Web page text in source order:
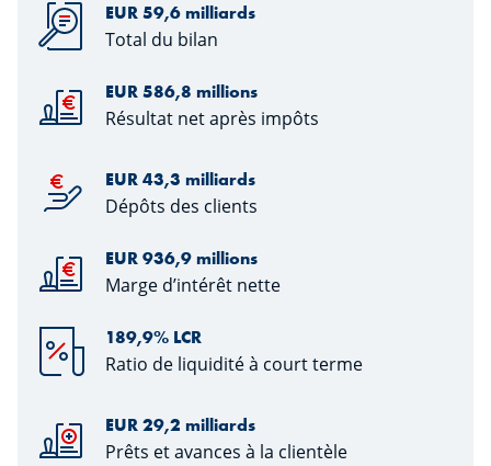
EUR 59,6 milliards
Total du bilan
EUR 586,8 millions
Résultat net après impôts
EUR 43,3 milliards
Dépôts des clients
EUR 936,9 millions
Marge d’intérêt nette
189,9% LCR
Ratio de liquidité à court terme
EUR 29,2 milliards
Prêts et avances à la clientèle